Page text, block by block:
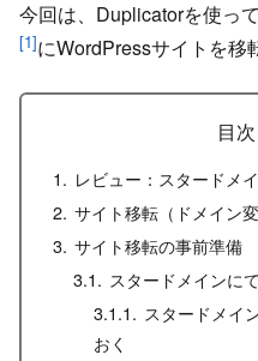
今回は、Duplicatorを使っ
[1]にWordPressサイトを移
目次
レビュー：スタードメ
サイト移転（ドメイン
サイト移転の事前準備
スタードメインにて
スタードメイ
おく